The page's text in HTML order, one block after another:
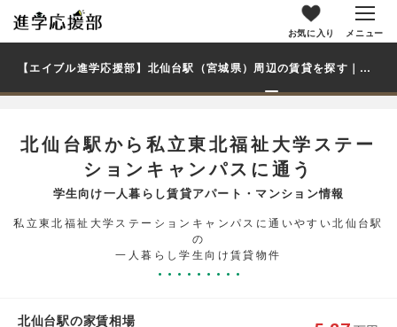
お気に入り メニュー
【エイブル進学応援部】北仙台駅（宮城県）周辺の賃貸を探す｜私立東北福祉大学ステーションキャンパス学生・大学生の一人暮らし向け賃貸マンション・アパート
北仙台駅から私立東北福祉大学ステー
ションキャンパスに通う
学生向け一人暮らし賃貸アパート・マンション情報
私立東北福祉大学ステーションキャンパスに通いやすい北仙台駅
の
一人暮らし学生向け賃貸物件
北仙台駅の家賃相場